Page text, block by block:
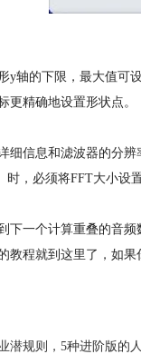
y轴的下限，最大值可
更精确地设置形状点。
细信息和滤波器的分
时，必须将FFT大小设
下一个计算重叠的音
教程就到这里了，如
潜规则，5种进阶版的